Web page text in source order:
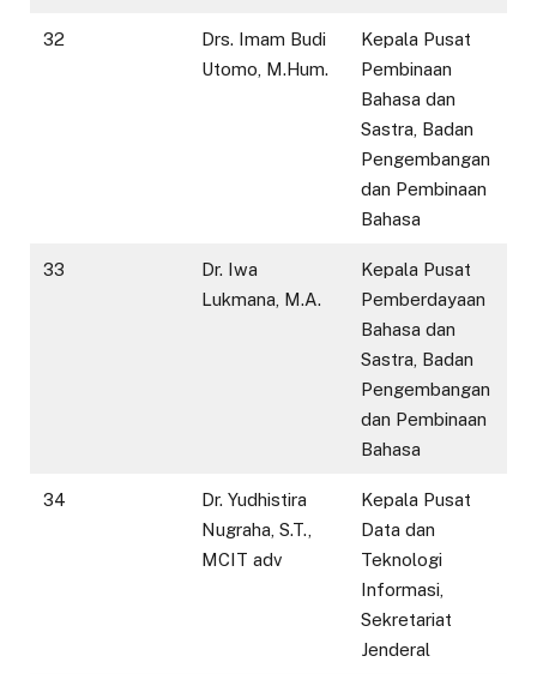
32
Drs. Imam Budi
Utomo, M.Hum.
Kepala Pusat
Pembinaan
Bahasa dan
Sastra, Badan
Pengembangan
dan Pembinaan
Bahasa
33
Dr. Iwa
Lukmana, M.A.
Kepala Pusat
Pemberdayaan
Bahasa dan
Sastra, Badan
Pengembangan
dan Pembinaan
Bahasa
34
Dr. Yudhistira
Nugraha, S.T.,
MCIT adv
Kepala Pusat
Data dan
Teknologi
Informasi,
Sekretariat
Jenderal